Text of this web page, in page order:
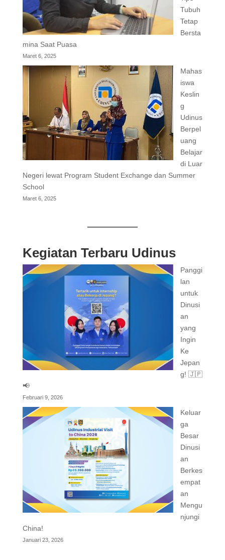
Tubuh
Tetap
Bersta
mina Saat Puasa
Maret 6, 2025
Mahas
iswa
Keslin
g
Udinus
Berpel
uang
Belajar
di Luar
Negeri lewat Program Student Exchange dan Summer
School
Maret 6, 2025
Kegiatan Terbaru Udinus
Panggi
lan
untuk
Dinusi
an
yang
Ingin
Ke
Jepan
g! 🇯🇵
📢
Februari 9, 2026
Keluar
ga
Besar
Dinusi
an
Berkes
empat
an
Mengu
njungi
China!
Januari 23, 2026